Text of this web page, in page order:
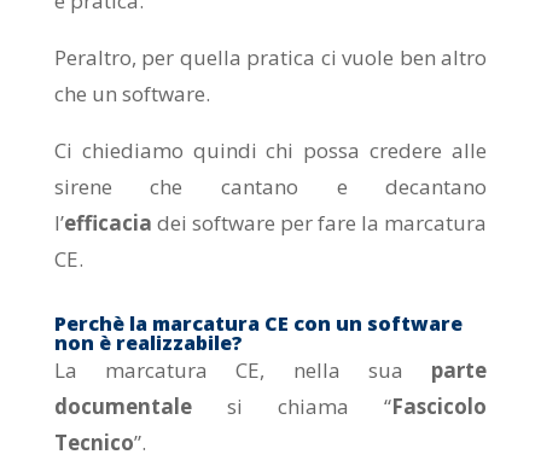
Peraltro, per quella pratica ci vuole ben altro
che un software.
Ci chiediamo quindi chi possa credere alle
sirene che cantano e decantano
l’efficacia dei software per fare la marcatura
CE.
Perchè la marcatura CE con un software
non è realizzabile?
La marcatura CE, nella sua
parte
documentale
si chiama “Fascicolo
Tecnico”.